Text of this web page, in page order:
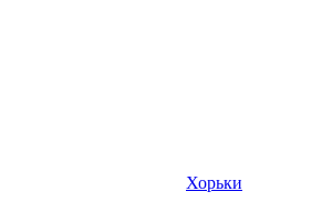
Хорьки